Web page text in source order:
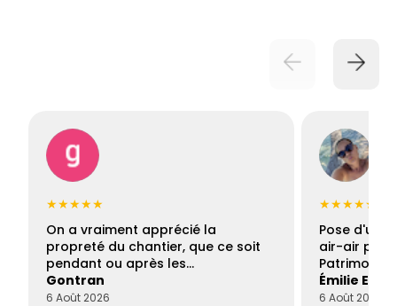
★★★★★
On a vraiment apprécié la
propreté du chantier, que ce soit
pendant ou après les…
Gontran
6 Août 2026
★★★★★
Pose d'une
air-air par
Patrimoine
Émilie
6 Août 2026